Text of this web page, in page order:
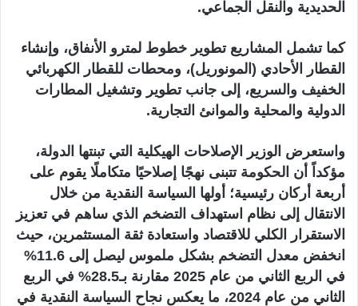
الحديدية والنقل الجماعي.
كما تشمل المشاريع تطوير خطوط لمترو الأنفاق، وإنشاء
القطار الأحادي (المونوريل)، ومحطات للقطار الكهربائي
الخفيف والسريع، إلى جانب تطوير وتشغيل المطارات
الدولية والمحلية والموانئ التجارية.
واستعرض الوزير الإصلاحات الهيكلية التي تبنتها الدولة،
مؤكداً أن الحكومة تتبنى نهجًا إصلاحيًا متكاملًا يقوم على
أربعة أركان رئيسية؛ أولها السياسة النقدية من خلال
الانتقال إلى نظام استهداف التضخم الذي ساهم في تعزيز
الاستقرار الكلي للاقتصاد واستعادة ثقة المستثمرين، حيث
انخفض معدل التضخم بشكل ملموس ليصل إلى 11.6%
في الربع الثاني من عام 2025 مقارنة بـ28.5% في الربع
الثاني من عام 2024، ما يعكس نجاح السياسة النقدية في